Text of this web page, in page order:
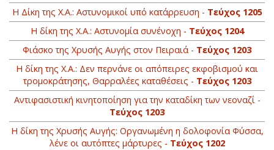
Η Δίκη της Χ.Α.: Αστυνομικοί υπό κατάρρευση - Τεύχος 1205
Η δίκη της Χ.Α.: Αστυνομία συνένοχη - Τεύχος 1204
Φιάσκο της Χρυσής Αυγής στον Πειραιά - Τεύχος 1203
H δίκη της Χ.Α.: Δεν περνάνε οι απόπειρες εκφοβισμού και
τρομοκράτησης, Θαρραλέες καταθέσεις - Τεύχος 1203
Αντιφασιστική κινητοποίηση για την καταδίκη των νεοναζί -
Τεύχος 1203
Η δίκη της Χρυσής Αυγής: Οργανωμένη η δολοφονία Φύσσα,
λένε οι αυτόπτες μάρτυρες - Τεύχος 1202